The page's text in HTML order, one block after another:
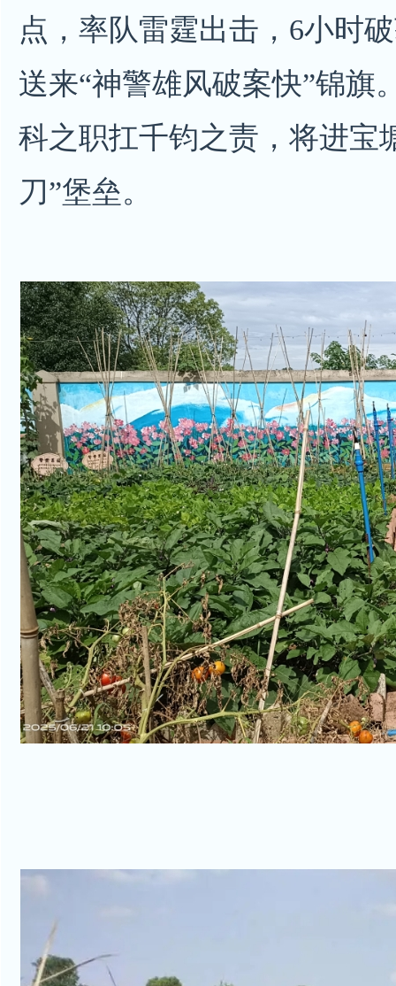
点，率队雷霆出击，6小时
送来“神警雄风破案快”锦旗
科之职扛千钧之责，将进宝
刀”堡垒。